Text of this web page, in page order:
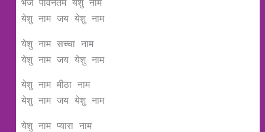
येशु नाम जय येशु नाम
येशु नाम सच्चा नाम
येशु नाम जय येशु नाम
येशु नाम मीठा नाम
येशु नाम जय येशु नाम
येशु नाम प्यारा नाम